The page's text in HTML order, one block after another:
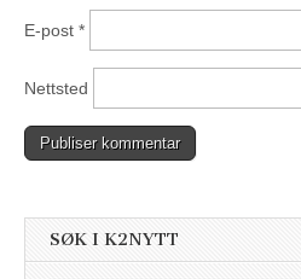
E-post *
Nettsted
SØK I K2NYTT